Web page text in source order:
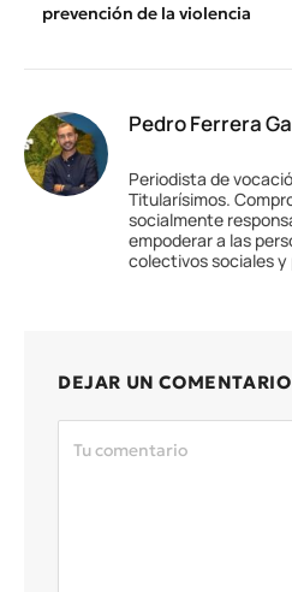
prevención de la violencia
Pedro Ferrera
Periodista de
Titularísimos.
socialmente
empoderar a las
colectivos sociales y
DEJAR UN COMENTARIO